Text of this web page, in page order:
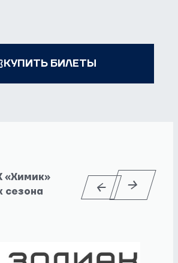
КУПИТЬ БИЛЕТЫ
«Химик»
сезона